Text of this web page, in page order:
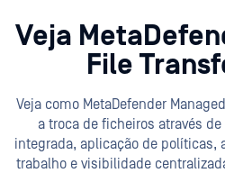
Veja
File
Veja como MetaDefender
a troca de ficheiros através
integrada, aplicação de políticas,
trabalho e visibilidade